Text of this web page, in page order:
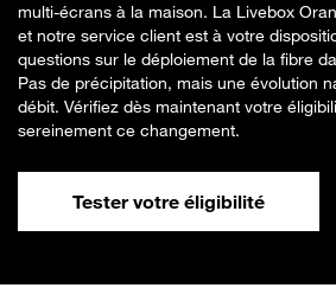
multi-écrans à la maison. La Livebox
et notre service client est à votre
questions sur le déploiement de la fibre
Pas de précipitation, mais une évolution
débit. Vérifiez dès maintenant votre
sereinement ce changement.
Tester votre éligibilité